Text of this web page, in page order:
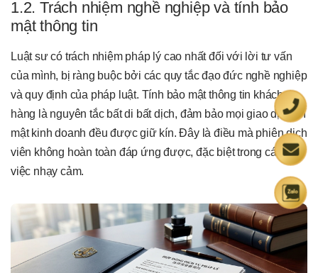
1.2. Trách nhiệm nghề nghiệp và tính bảo
mật thông tin
Luật sư có trách nhiệm pháp lý cao nhất đối với lời tư vấn
của mình, bị ràng buộc bởi các quy tắc đạo đức nghề nghiệp
và quy định của pháp luật. Tính bảo mật thông tin khách
hàng là nguyên tắc bất di bất dịch, đảm bảo mọi giao dịch, bí
mật kinh doanh đều được giữ kín. Đây là điều mà phiên dịch
viên không hoàn toàn đáp ứng được, đặc biệt trong các vụ
việc nhạy cảm.